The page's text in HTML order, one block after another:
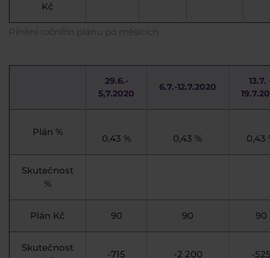
Plnění ročního plánu po měsících
Kč
29.6.-
5,7.2020
6.7.-12.7.2020
13.7.
Plán %
0,43 % 0,43 % 0,43
Skutečnost
%
Plán Kč 90 90 90
Skutečnost
-715 -2 200 -